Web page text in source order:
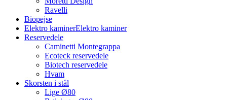
Ravelli
Biopejse
Elektro kaminerElektro kaminer
Reservedele
Caminetti Montegrappa
Ecoteck reservedele
Biotech reservedele
Hvam
Skorsten i stål
Lige Ø80